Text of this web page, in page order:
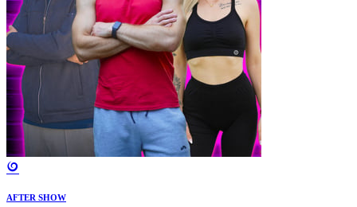
AFTER SHOW